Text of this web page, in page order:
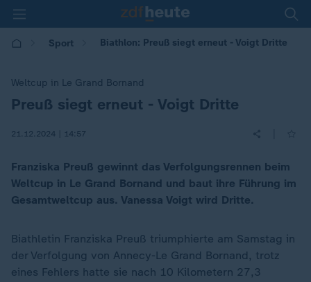
Sport Biathlon: Preuß siegt erneut - Voigt Dritte
Weltcup in Le Grand Bornand
:Preuß siegt erneut - Voigt Dritte
21.12.2024 | 14:57
Franziska Preuß gewinnt das Verfolgungsrennen beim
Weltcup in Le Grand Bornand und baut ihre Führung im
Gesamtweltcup aus. Vanessa Voigt wird Dritte.
Biathletin Franziska Preuß triumphierte am Samstag in
der Verfolgung von Annecy-Le Grand Bornand, trotz
eines Fehlers hatte sie nach 10 Kilometern 27,3